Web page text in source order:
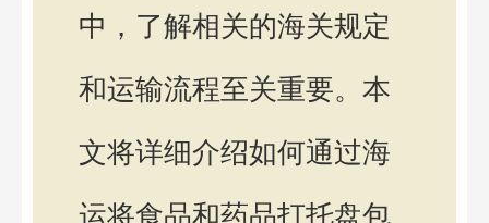
中，了解相关的海关规定
和运输流程至关重要。本
文将详细介绍如何通过海
运将食品和药品打托盘包